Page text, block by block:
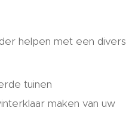
helpen met een divers
tuinen
maken van uw